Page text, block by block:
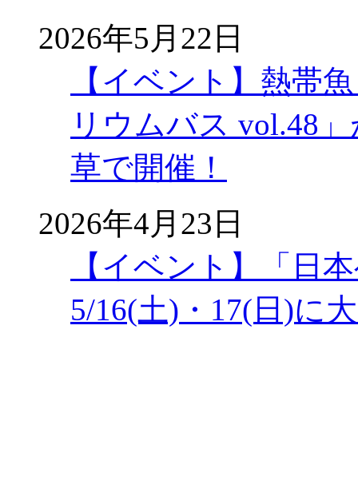
2026年5月22日
【イベント】熱帯
リウムバス vol.48
草で開催！
2026年4月23日
【イベント】「日
5/16(土)・17(日)に